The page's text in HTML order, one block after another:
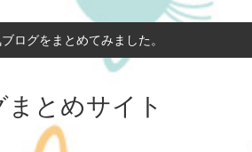
ログをまとめてみました。
とめサイト